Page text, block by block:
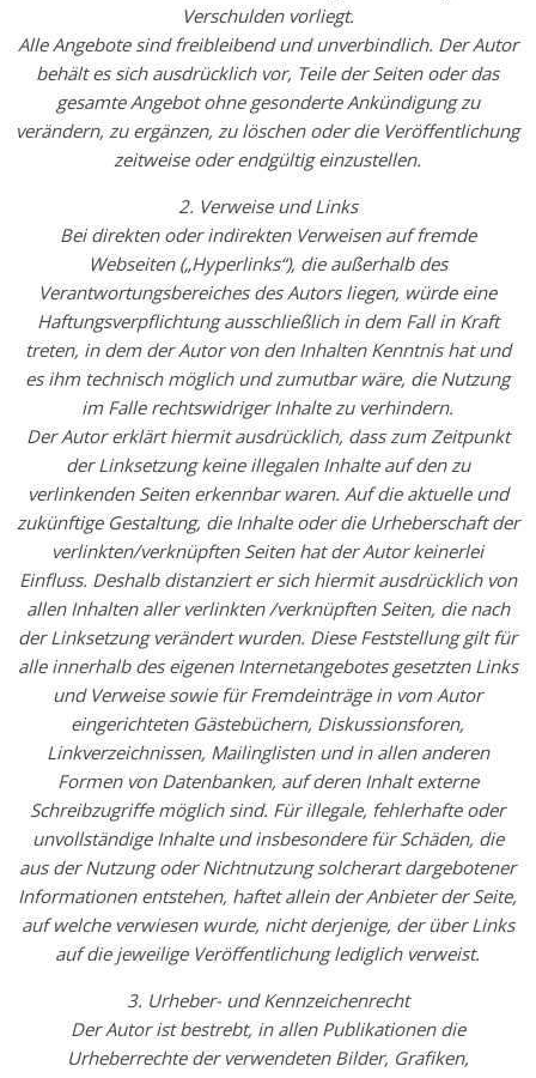
Verschulden vorliegt.
Alle Angebote sind freibleibend und unverbindlich. Der Autor
behält es sich ausdrücklich vor, Teile der Seiten oder das
gesamte Angebot ohne gesonderte Ankündigung zu
verändern, zu ergänzen, zu löschen oder die Veröffentlichung
zeitweise oder endgültig einzustellen.
2. Verweise und Links
Bei direkten oder indirekten Verweisen auf fremde
Webseiten („Hyperlinks“), die außerhalb des
Verantwortungsbereiches des Autors liegen, würde eine
Haftungsverpflichtung ausschließlich in dem Fall in Kraft
treten, in dem der Autor von den Inhalten Kenntnis hat und
es ihm technisch möglich und zumutbar wäre, die Nutzung
im Falle rechtswidriger Inhalte zu verhindern.
Der Autor erklärt hiermit ausdrücklich, dass zum Zeitpunkt
der Linksetzung keine illegalen Inhalte auf den zu
verlinkenden Seiten erkennbar waren. Auf die aktuelle und
zukünftige Gestaltung, die Inhalte oder die Urheberschaft der
verlinkten/verknüpften Seiten hat der Autor keinerlei
Einfluss. Deshalb distanziert er sich hiermit ausdrücklich von
allen Inhalten aller verlinkten /verknüpften Seiten, die nach
der Linksetzung verändert wurden. Diese Feststellung gilt für
alle innerhalb des eigenen Internetangebotes gesetzten Links
und Verweise sowie für Fremdeinträge in vom Autor
eingerichteten Gästebüchern, Diskussionsforen,
Linkverzeichnissen, Mailinglisten und in allen anderen
Formen von Datenbanken, auf deren Inhalt externe
Schreibzugriffe möglich sind. Für illegale, fehlerhafte oder
unvollständige Inhalte und insbesondere für Schäden, die
aus der Nutzung oder Nichtnutzung solcherart dargebotener
Informationen entstehen, haftet allein der Anbieter der Seite,
auf welche verwiesen wurde, nicht derjenige, der über Links
auf die jeweilige Veröffentlichung lediglich verweist.
3. Urheber- und Kennzeichenrecht
Der Autor ist bestrebt, in allen Publikationen die
Urheberrechte der verwendeten Bilder, Grafiken,